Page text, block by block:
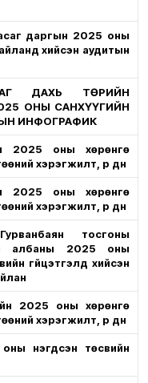
даргын 2025 оны
хийсэн аудитын
ДАХЬ ТӨРИЙН
ОНЫ САНХҮҮГИЙН
ИНФОГРАФИК
2025 оны хөрөнгө
хэрэгжилт, үр дүн
2025 оны хөрөнгө
хэрэгжилт, үр дүн
тосгоны
албаны 2025 оны
гүйцэтгэлд хийсэн
2025 оны хөрөнгө
хэрэгжилт, үр дүн
нэгдсэн төсвийн